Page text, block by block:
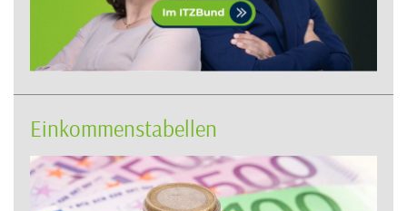
Einkommenstabellen